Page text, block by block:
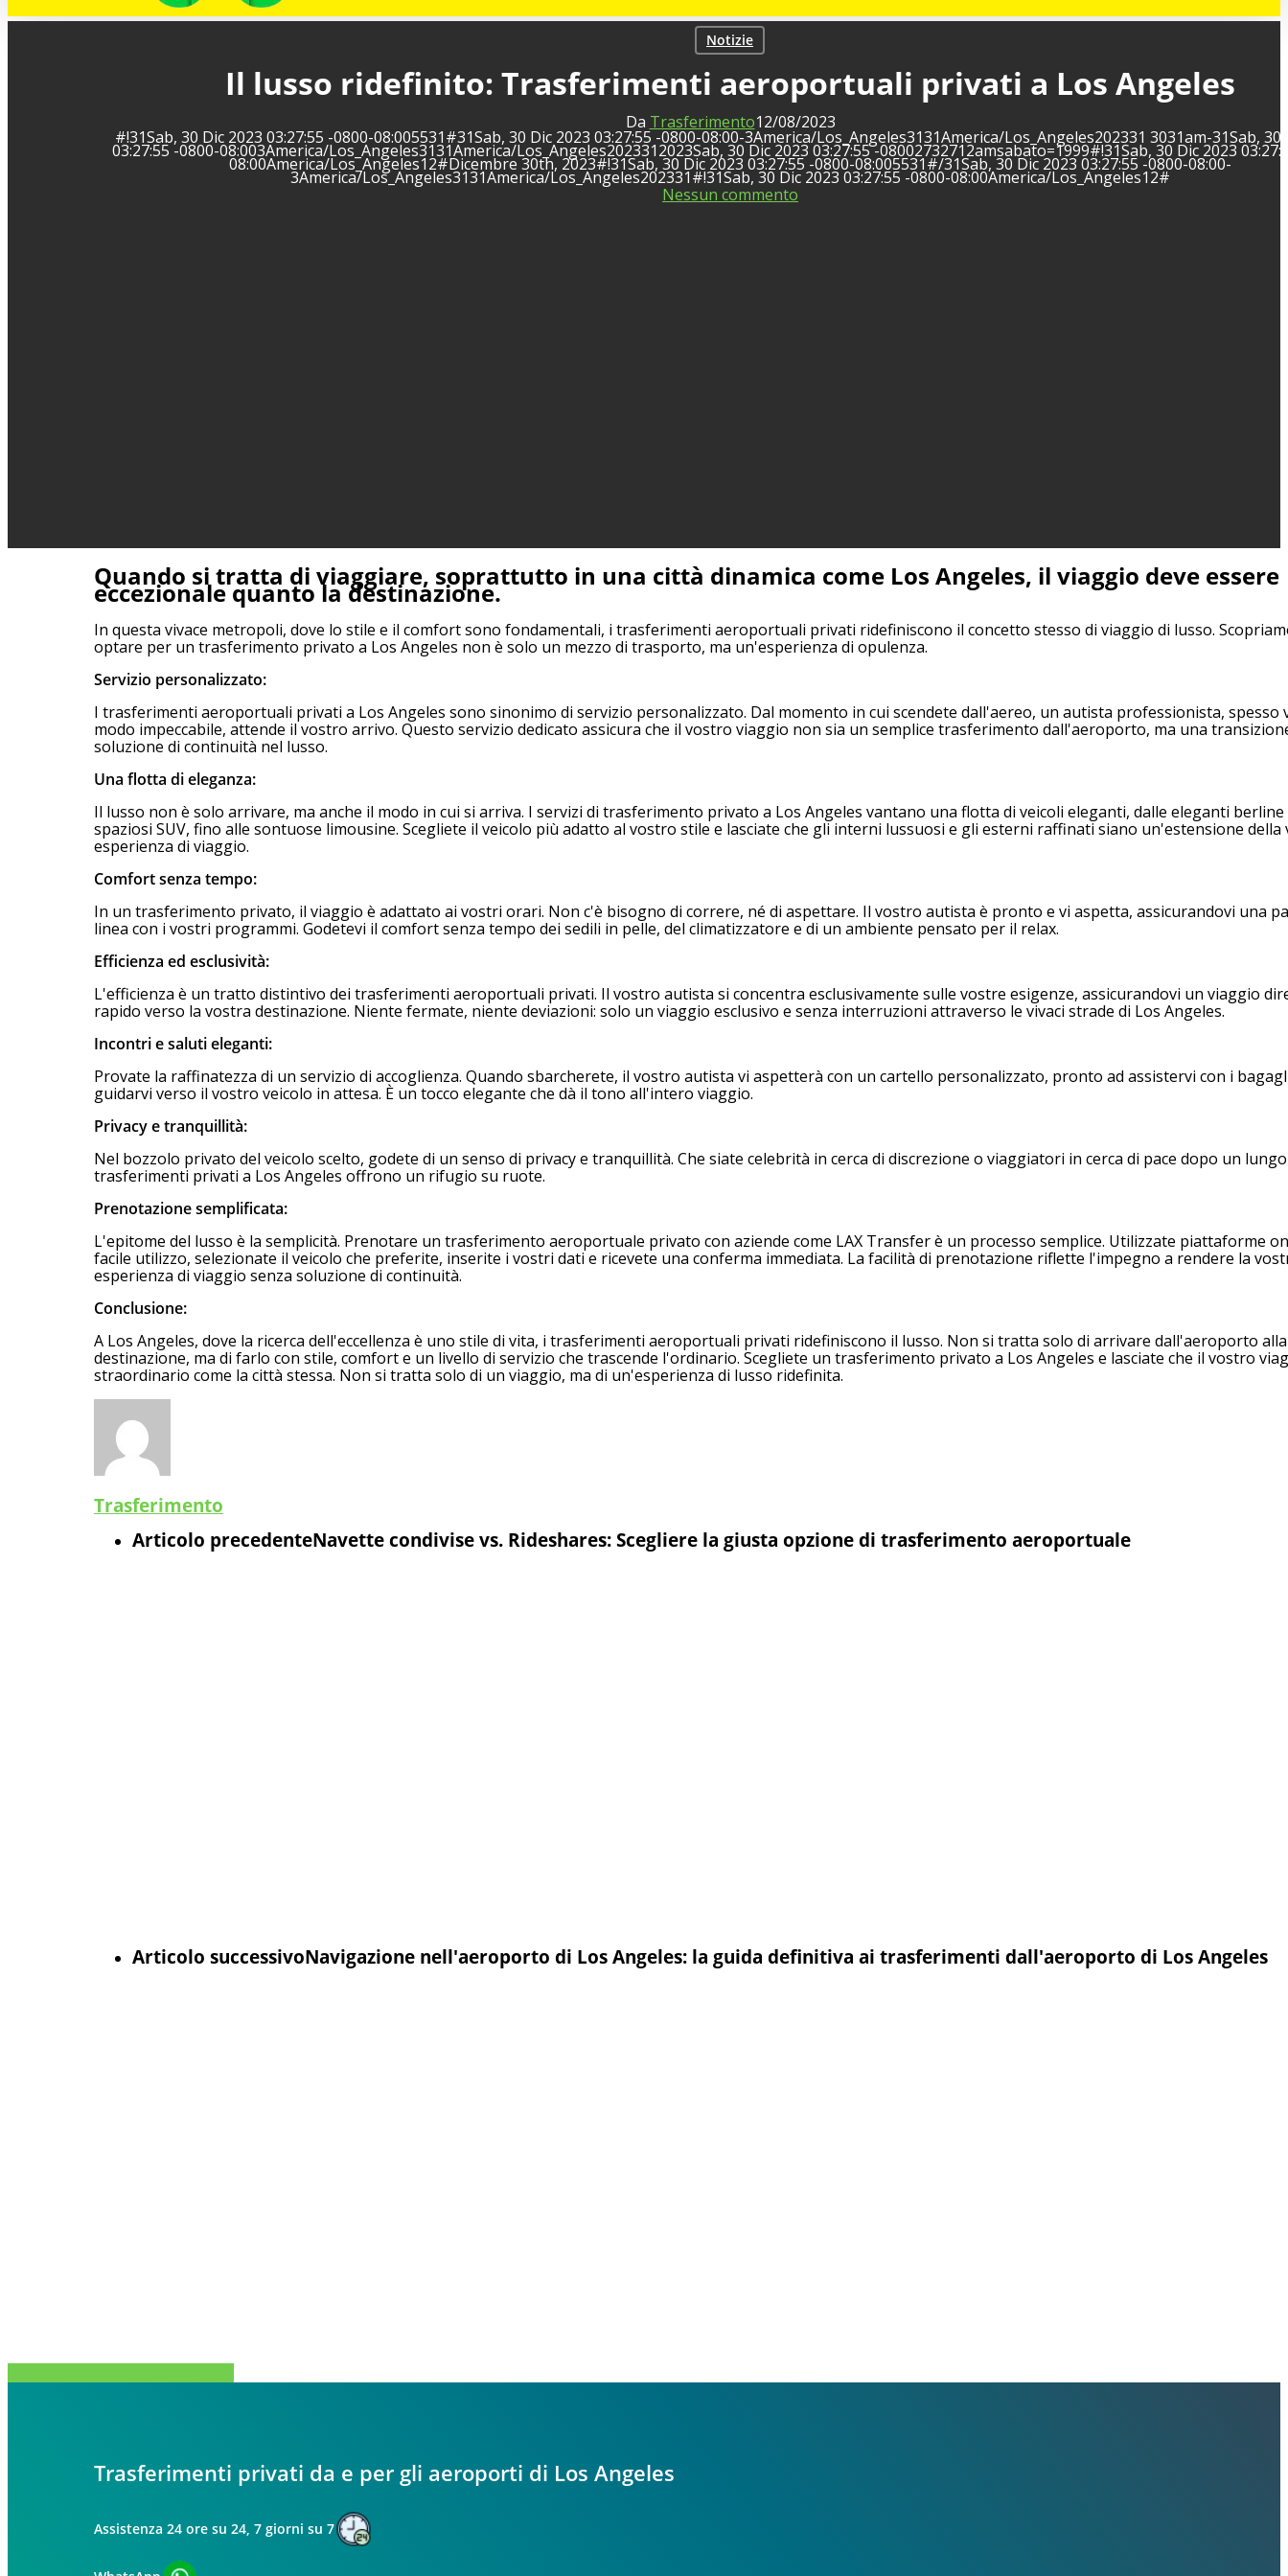
Notizie
Il lusso ridefinito: Trasferimenti aeroportuali privati a Los Angeles
Da Trasferimento12/08/2023
#!31Sab, 30 Dic 2023 03:27:55 -0800-08:005531#31Sab, 30 Dic 2023 03:27:55 -0800-08:00-3America/Los_Angeles3131America/Los_Angeles202331 3031am-31Sab, 30
03:27:55 -0800-08:003America/Los_Angeles3131America/Los_Angeles2023312023Sab, 30 Dic 2023 03:27:55 -08002732712amsabato=1999#!31Sab, 30 Dic 2023
08:00America/Los_Angeles12#Dicembre 30th, 2023#!31Sab, 30 Dic 2023 03:27:55 -0800-08:005531#/31Sab, 30 Dic 2023 03:27:55 -0800-08:00-
3America/Los_Angeles3131America/Los_Angeles202331#!31Sab, 30 Dic 2023 03:27:55 -0800-08:00America/Los_Angeles12#
Nessun commento
Quando si tratta di viaggiare, soprattutto in una città dinamica come Los Angeles, il viaggio deve essere
eccezionale quanto la destinazione.
In questa vivace metropoli, dove lo stile e il comfort sono fondamentali, i trasferimenti aeroportuali privati ridefiniscono il concetto stesso di viaggio di lusso.
optare per un trasferimento privato a Los Angeles non è solo un mezzo di trasporto, ma un'esperienza di opulenza.
Servizio personalizzato:
I trasferimenti aeroportuali privati a Los Angeles sono sinonimo di servizio personalizzato. Dal momento in cui scendete dall'aereo, un autista professionista, spesso
modo impeccabile, attende il vostro arrivo. Questo servizio dedicato assicura che il vostro viaggio non sia un semplice trasferimento dall'aeroporto, ma una
soluzione di continuità nel lusso.
Una flotta di eleganza:
Il lusso non è solo arrivare, ma anche il modo in cui si arriva. I servizi di trasferimento privato a Los Angeles vantano una flotta di veicoli eleganti, dalle eleganti
spaziosi SUV, fino alle sontuose limousine. Scegliete il veicolo più adatto al vostro stile e lasciate che gli interni lussuosi e gli esterni raffinati siano un'estensione della
esperienza di viaggio.
Comfort senza tempo:
In un trasferimento privato, il viaggio è adattato ai vostri orari. Non c'è bisogno di correre, né di aspettare. Il vostro autista è pronto e vi aspetta, assicurandovi una
linea con i vostri programmi. Godetevi il comfort senza tempo dei sedili in pelle, del climatizzatore e di un ambiente pensato per il relax.
Efficienza ed esclusività:
L'efficienza è un tratto distintivo dei trasferimenti aeroportuali privati. Il vostro autista si concentra esclusivamente sulle vostre esigenze, assicurandovi un viaggio
rapido verso la vostra destinazione. Niente fermate, niente deviazioni: solo un viaggio esclusivo e senza interruzioni attraverso le vivaci strade di Los Angeles.
Incontri e saluti eleganti:
Provate la raffinatezza di un servizio di accoglienza. Quando sbarcherete, il vostro autista vi aspetterà con un cartello personalizzato, pronto ad assistervi con i
guidarvi verso il vostro veicolo in attesa. È un tocco elegante che dà il tono all'intero viaggio.
Privacy e tranquillità:
Nel bozzolo privato del veicolo scelto, godete di un senso di privacy e tranquillità. Che siate celebrità in cerca di discrezione o viaggiatori in cerca di pace dopo un
trasferimenti privati a Los Angeles offrono un rifugio su ruote.
Prenotazione semplificata:
L'epitome del lusso è la semplicità. Prenotare un trasferimento aeroportuale privato con aziende come LAX Transfer è un processo semplice. Utilizzate piattaforme
facile utilizzo, selezionate il veicolo che preferite, inserite i vostri dati e ricevete una conferma immediata. La facilità di prenotazione riflette l'impegno a rendere la
esperienza di viaggio senza soluzione di continuità.
Conclusione:
A Los Angeles, dove la ricerca dell'eccellenza è uno stile di vita, i trasferimenti aeroportuali privati ridefiniscono il lusso. Non si tratta solo di arrivare dall'aeroporto
destinazione, ma di farlo con stile, comfort e un livello di servizio che trascende l'ordinario. Scegliete un trasferimento privato a Los Angeles e lasciate che il vostro
straordinario come la città stessa. Non si tratta solo di un viaggio, ma di un'esperienza di lusso ridefinita.
Trasferimento
Articolo precedenteNavette condivise vs. Rideshares: Scegliere la giusta opzione di trasferimento aeroportuale
Articolo successivoNavigazione nell'aeroporto di Los Angeles: la guida definitiva ai trasferimenti dall'aeroporto di Los Angeles
Trasferimenti privati da e per gli aeroporti di Los Angeles
Assistenza 24 ore su 24, 7 giorni su 7